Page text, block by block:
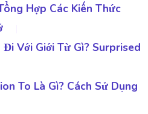
Hợp Các Kiến Thức
Với Giới Từ Gì? Surprised
To Là Gì? Cách Sử Dụng